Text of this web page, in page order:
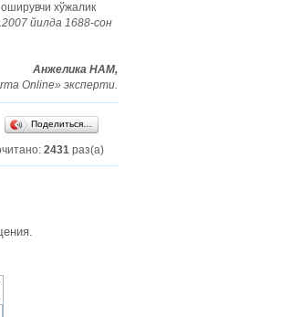
хўжалик
йилда 1688-сон
Анжелика НАМ,
Online» эксперти.
Поделиться…
2431 раз(а)